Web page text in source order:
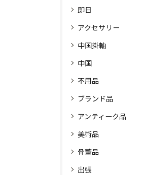
即日
アクセサリー
中国掛軸
中国
不用品
ブランド品
アンティーク品
美術品
骨董品
出張